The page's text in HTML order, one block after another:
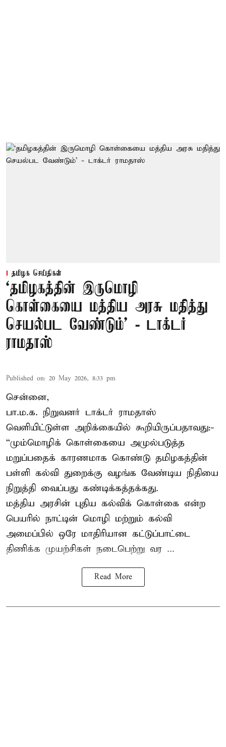
தமிழக செய்திகள்
‘தமிழகத்தின் இருமொழி
கொள்கையை மத்திய அரசு மதித்து
செயல்பட வேண்டும்’ - டாக்டர்
ராமதாஸ்
Published on: 20 May 2026, 8:33 pm
சென்னை,
பா.ம.க. நிறுவனர் டாக்டர் ராமதாஸ்
வெளியிட்டுள்ள அறிக்கையில் கூறியிருப்பதாவது:-
“மும்மொழிக் கொள்கையை அமுல்படுத்த
மறுப்பதைக் காரணமாக கொண்டு தமிழகத்தின்
பள்ளி கல்வி துறைக்கு வழங்க வேண்டிய நிதியை
நிறுத்தி வைப்பது கண்டிக்கத்தக்கது.
மத்திய அரசின் புதிய கல்விக் கொள்கை என்ற
பெயரில் நாட்டின் மொழி மற்றும் கல்வி
அமைப்பில் ஒரே மாதிரியான கட்டுப்பாட்டை
திணிக்க முயற்சிகள் நடைபெற்று வர ...
Read More